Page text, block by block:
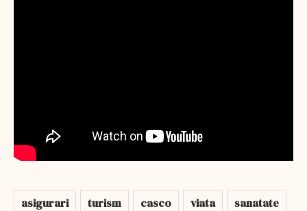
asigurari turism casco viata
sanatate